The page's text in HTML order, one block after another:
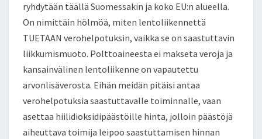
ryhdytään täällä Suomessakin ja koko EU:n alueella.
On nimittäin hölmöä, miten lentoliikennettä
TUETAAN verohelpotuksin, vaikka se on saastuttavin
liikkumismuoto. Polttoaineesta ei makseta veroja ja
kansainvälinen lentoliikenne on vapautettu
arvonlisäverosta. Eihän meidän pitäisi antaa
verohelpotuksia saastuttavalle toiminnalle, vaan
asettaa hiilidioksidipäästöille hinta, jolloin päästöjä
aiheuttava toimija leipoo saastuttamisen hinnan